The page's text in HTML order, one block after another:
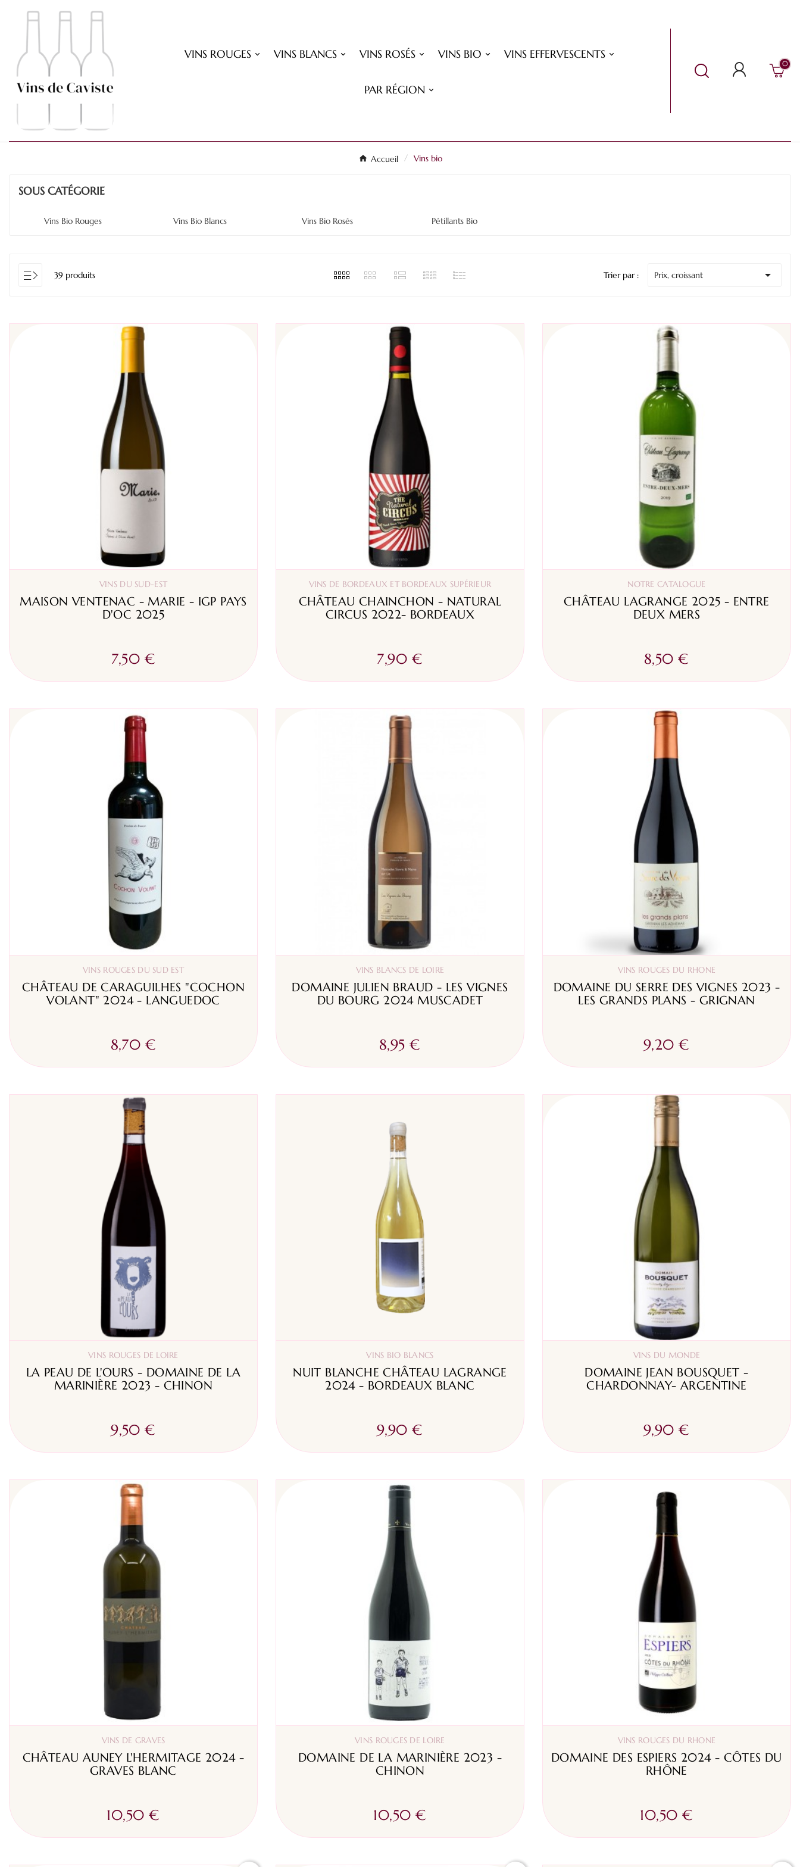
VINS ROUGES VINS BLANCS VINS ROSÉS VINS BIO VINS EFFERVESCENTS
PAR RÉGION
0
Accueil Vins bio
SOUS CATÉGORIE
Vins Bio Rouges Vins Bio Blancs Vins Bio Rosés Pétillants Bio
39 produits Trier par : Prix, croissant 
VINS DU SUD-EST
MAISON VENTENAC - MARIE - IGP PAYS
D'OC 2025
7,50 €
VINS DE BORDEAUX ET BORDEAUX SUPÉRIEUR
CHÂTEAU CHAINCHON - NATURAL
CIRCUS 2022- BORDEAUX
7,90 €
NOTRE CATALOGUE
CHÂTEAU LAGRANGE 2025 - ENTRE
DEUX MERS
8,50 €
VINS ROUGES DU SUD EST
CHÂTEAU DE CARAGUILHES "COCHON
VOLANT" 2024 - LANGUEDOC
8,70 €
VINS BLANCS DE LOIRE
DOMAINE JULIEN BRAUD - LES VIGNES
DU BOURG 2024 MUSCADET
8,95 €
VINS ROUGES DU RHONE
DOMAINE DU SERRE DES VIGNES 2023 -
LES GRANDS PLANS - GRIGNAN
9,20 €
VINS ROUGES DE LOIRE
LA PEAU DE L'OURS - DOMAINE DE LA
MARINIÈRE 2023 - CHINON
9,50 €
VINS BIO BLANCS
NUIT BLANCHE CHÂTEAU LAGRANGE
2024 - BORDEAUX BLANC
9,90 €
VINS DU MONDE
DOMAINE JEAN BOUSQUET -
CHARDONNAY- ARGENTINE
9,90 €
VINS DE GRAVES
CHÂTEAU AUNEY L'HERMITAGE 2024 -
GRAVES BLANC
10,50 €
VINS ROUGES DE LOIRE
DOMAINE DE LA MARINIÈRE 2023 -
CHINON
10,50 €
VINS ROUGES DU RHONE
DOMAINE DES ESPIERS 2024 - CÔTES DU
RHÔNE
10,50 €